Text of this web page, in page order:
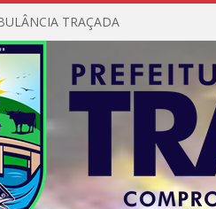
TRAÇADA